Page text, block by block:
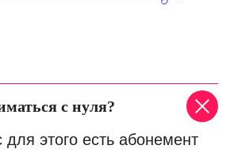
с нуля?
для этого есть абонемент